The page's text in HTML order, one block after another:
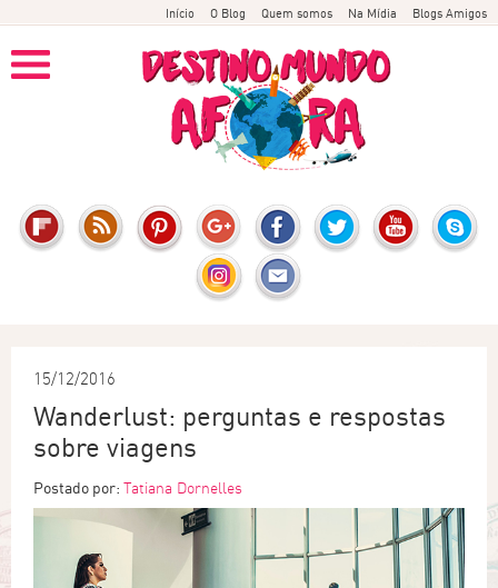
Início O Blog Quem somos Na Mídia Blogs Amigos
15/12/2016
Wanderlust: perguntas e respostas
sobre viagens
Postado por: Tatiana Dornelles